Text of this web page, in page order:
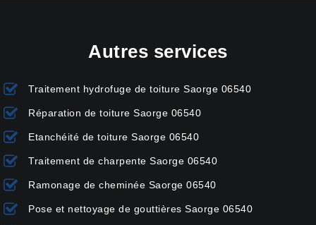
Autres services
Traitement hydrofuge de toiture Saorge 06540
Réparation de toiture Saorge 06540
Etanchéité de toiture Saorge 06540
Traitement de charpente Saorge 06540
Ramonage de cheminée Saorge 06540
Pose et nettoyage de gouttières Saorge 06540